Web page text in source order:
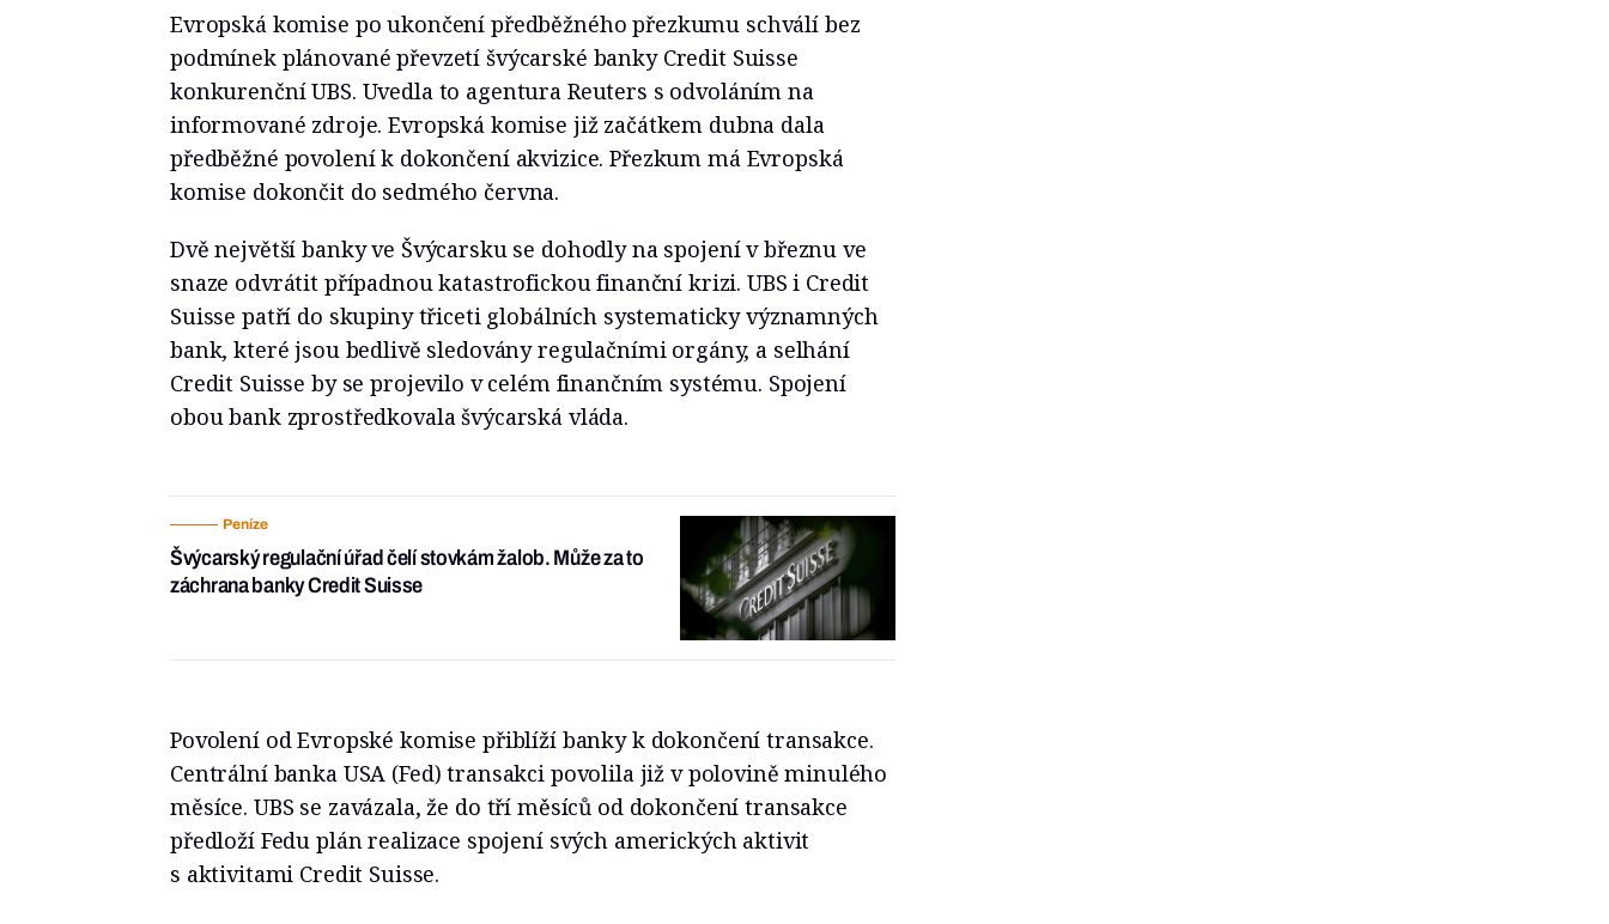
Evropská komise po ukončení předběžného přezkumu schválí bez
podmínek plánované převzetí švýcarské banky Credit Suisse
konkurenční UBS. Uvedla to agentura Reuters s odvoláním na
informované zdroje. Evropská komise již začátkem dubna dala
předběžné povolení k dokončení akvizice. Přezkum má Evropská
komise dokončit do sedmého června.
Dvě největší banky ve Švýcarsku se dohodly na spojení v březnu ve
snaze odvrátit případnou katastrofickou finanční krizi. UBS i Credit
Suisse patří do skupiny třiceti globálních systematicky významných
bank, které jsou bedlivě sledovány regulačními orgány, a selhání
Credit Suisse by se projevilo v celém finančním systému. Spojení
obou bank zprostředkovala švýcarská vláda.
Peníze
Švýcarský regulační úřad čelí stovkám žalob. Může za to
záchrana banky Credit Suisse
Povolení od Evropské komise přiblíží banky k dokončení transakce.
Centrální banka USA (Fed) transakci povolila již v polovině minulého
měsíce. UBS se zavázala, že do tří měsíců od dokončení transakce
předloží Fedu plán realizace spojení svých amerických aktivit
s aktivitami Credit Suisse.